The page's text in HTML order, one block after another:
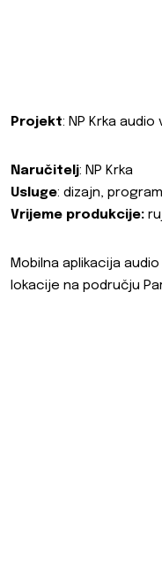
Projekt: NP Krka audio
Naručitelj: NP Krka
Usluge: dizajn,
Vrijeme produkcije:
Mobilna aplikacija
lokacije na području